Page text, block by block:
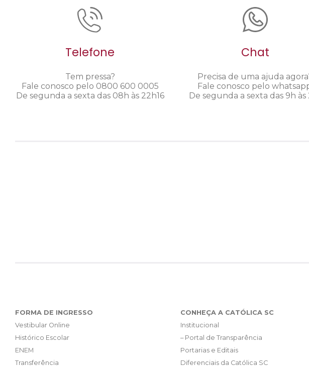
Telefone
Tem pressa?
Fale conosco pelo 0800 600 0005
De segunda a sexta das 08h às 22h16
Chat
Precisa de uma ajuda
Fale conosco pelo
De segunda a sexta das 9h às
FORMA DE INGRESSO
Vestibular Online
Histórico Escolar
ENEM
Transferência
CONHEÇA A CATÓLICA SC
Institucional
– Portal de Transparência
Portarias e Editais
Diferenciais da Católica SC